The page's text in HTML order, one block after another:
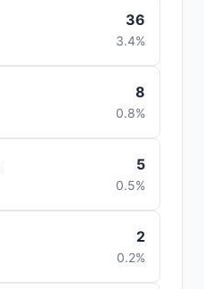
36
3.4%
8
0.8%
5
0.5%
2
0.2%